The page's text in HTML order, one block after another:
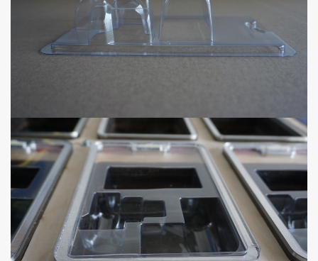
BLISTRY, WYTŁOCZKI, TACKI TRANSPORTOWE,
OPAKOWANIA DO ŻYWNOŚCI